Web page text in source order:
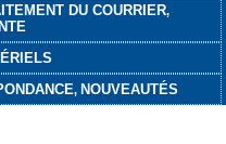
DU COURRIER,
, NOUVEAUTÉS